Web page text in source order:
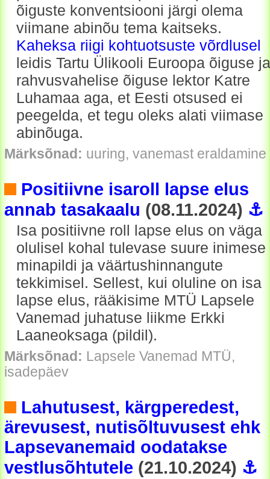
õiguste konventsiooni järgi olema
viimane abinõu tema kaitseks.
Kaheksa riigi kohtuotsuste võrdlusel
leidis Tartu Ülikooli Euroopa õiguse ja
rahvusvahelise õiguse lektor Katre
Luhamaa aga, et Eesti otsused ei
peegelda, et tegu oleks alati viimase
abinõuga.
Märksõnad: uuring, vanemast eraldamine
Positiivne isaroll lapse elus
annab tasakaalu (08.11.2024) ⚓
Isa positiivne roll lapse elus on väga
olulisel kohal tulevase suure inimese
minapildi ja väärtushinnangute
tekkimisel. Sellest, kui oluline on isa
lapse elus, rääkisime MTÜ Lapsele
Vanemad juhatuse liikme Erkki
Laaneoksaga (pildil).
Märksõnad: Lapsele Vanemad MTÜ,
isadepäev
Lahutusest, kärgperedest,
ärevusest, nutisõltuvusest ehk
Lapsevanemaid oodatakse
vestlusõhtutele (21.10.2024) ⚓